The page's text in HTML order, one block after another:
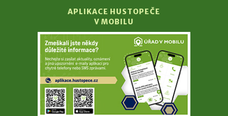
APLIKACE HUSTOPEČE
V MOBILU